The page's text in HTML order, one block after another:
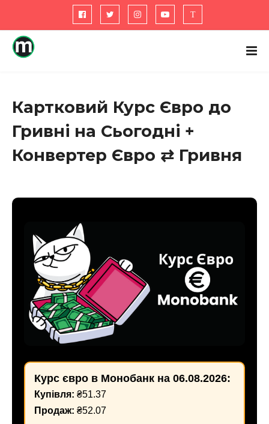
Картковий Курс Євро до
Гривні на Сьогодні +
Конвертер Євро ⇄ Гривня
Курс євро в Монобанк на 06.08.2026:
Купівля: ₴51.37
Продаж: ₴52.07